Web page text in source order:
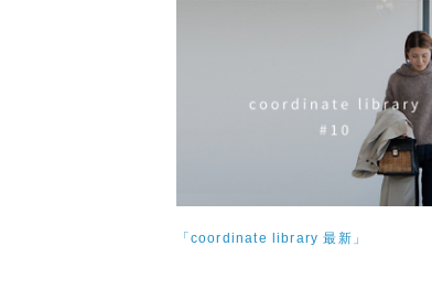
「coordinate library 最新」